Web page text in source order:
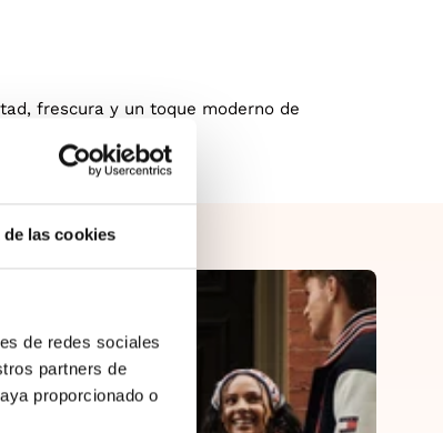
de las cookies
de redes sociales
partners de
proporcionado o
frescura y un toque moderno de